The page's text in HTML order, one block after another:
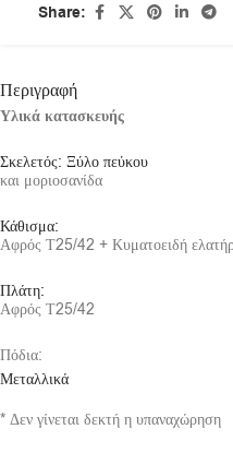
Share:
Περιγραφή
Υλικά κατασκευής
Σκελετός: Ξύλο πεύκου
και μοριοσανίδα
Κάθισμα:
Αφρός Τ25/42 + Κυματοειδή
Πλάτη:
Αφρός Τ25/42
Πόδια:
Μεταλλικά
* Δεν γίνεται δεκτή η υπαναχώρηση